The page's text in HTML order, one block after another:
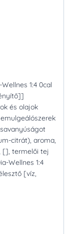
1:4 0cal
és olajok
citrát), aroma,
[], termelői tej
Wellnes 1:4
[víz,